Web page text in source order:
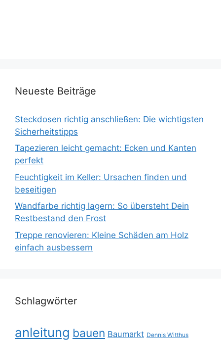
Neueste Beiträge
Steckdosen richtig anschließen: Die wichtigsten
Sicherheitstipps
Tapezieren leicht gemacht: Ecken und Kanten
perfekt
Feuchtigkeit im Keller: Ursachen finden und
beseitigen
Wandfarbe richtig lagern: So übersteht Dein
Restbestand den Frost
Treppe renovieren: Kleine Schäden am Holz
einfach ausbessern
Schlagwörter
anleitung bauen Baumarkt Dennis Witthus